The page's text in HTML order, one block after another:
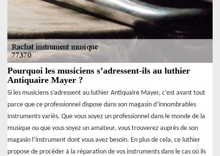
Pourquoi les musiciens s’adressent-ils au luthier
Antiquaire Mayer ?
Si les musiciens s’adressent au luthier Antiquaire Mayer, c’est avant tout
parce que ce professionnel dispose dans son magasin d’innombrables
instruments variés. Que vous soyez un professionnel dans le monde de la
musique ou que vous soyez un amateur, vous trouverez auprès de son
magasin l’instrument dont vous avez besoin. En plus de cela, ce luthier
propose de procéder à la réparation de vos instruments dans le cas où ils